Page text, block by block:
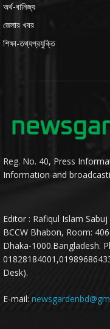
অর্থ-বানিজ্য
জেলার খবর
শিক্ষা-তথ্যপ্রযুক্তি
Reg. No. 40, Press
Information and
Editor : Rafiqul Islam Sabuj
BCCW Bhabon, Room:
Dhaka-1000.Bangladesh.
Desk).
E-mail: